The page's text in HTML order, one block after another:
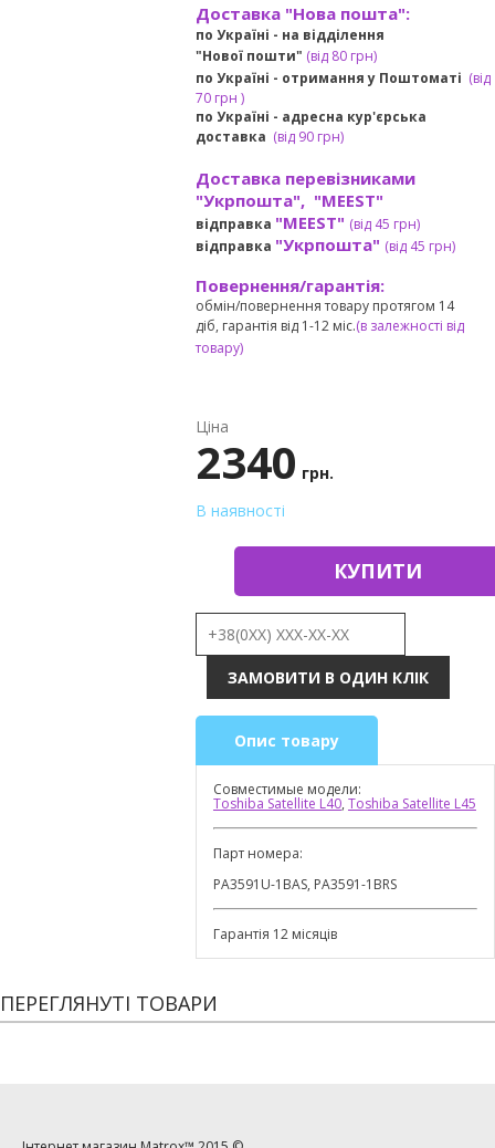
Доставка "Нова пошта":
по Україні - на відділення
"Нової пошти" (від 80 грн)
по Україні - отримання у Поштоматі (від
70 грн )
по Україні - адресна кур'єрська
доставка (від90 грн)
Доставка перевізниками
"Укрпошта", "MEEST"
відправка "MEEST" (від 45 грн)
відправка "Укрпошта" (від 45 грн)
Повернення/гарантія:
обмін/повернення товару протягом 14
діб, гарантія від 1-12 міс.(в залежності від
товару)
Ціна
2340 грн.
В наявності
КУПИТИ
Опис товару
Совместимые модели:
Toshiba Satellite L40, Toshiba Satellite L45
Парт номера:
PA3591U-1BAS, PA3591-1BRS
Гарантія 12 місяців
ПЕРЕГЛЯНУТІ ТОВАРИ